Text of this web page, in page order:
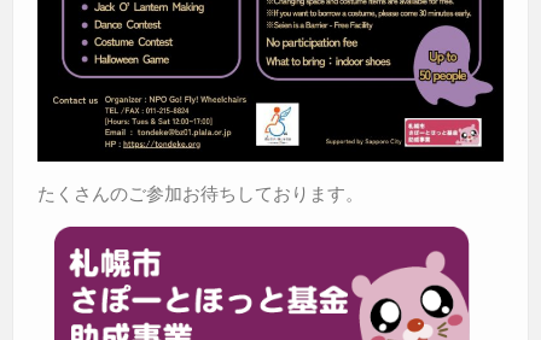
たくさんのご参加お待ちしております。